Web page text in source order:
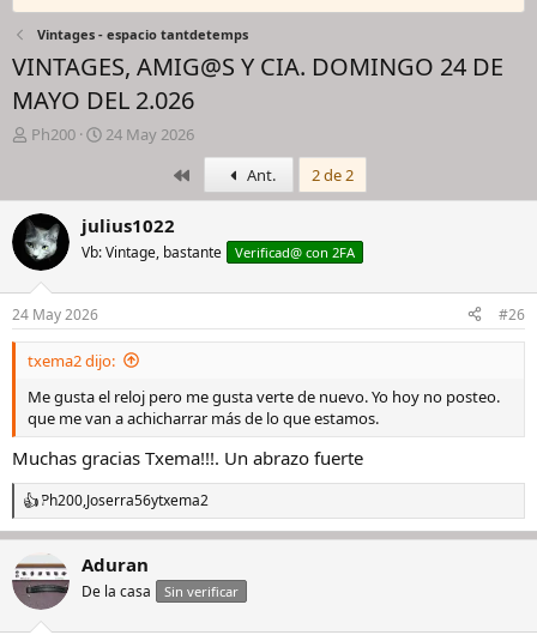
Vintages - espacio tantdetemps
VINTAGES, AMIG@S Y CIA. DOMINGO 24 DE
MAYO DEL 2.026
I
c
i
a
d
o
r
d
e
l
h
i
l
o
Ph200
F
h
a
e
i
c
i
o
24 May 2026
PrimeroAnt. 2 de 2
julius1022
Vb: Vintage, bastante Verificad@ con 2FA
24 May 2026 #26
txema2 dijo:
Me gusta el reloj pero me gusta verte de nuevo. Yo hoy no posteo.
que me van a achicharrar más de lo que estamos.
Muchas gracias Txema!!!. Un abrazo fuerte
R
e
c
c
i
Ph200,Joserra56ytxema2
Aduran
De la casa Sin verificar